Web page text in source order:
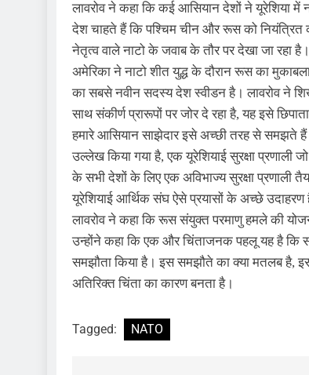
लावरोव ने कहा कि कई आसियान देशों ने यूरेशिया
देश चाहते हैं कि पश्चिम चीन और रूस को नियंत्रित
नेतृत्व वाले नाटो के जवाब के तौर पर देखा जा रहा है।
अमेरिका ने नाटो शीत युद्ध के दौरान रूस का
का सबसे नवीन सदस्य देश स्वीडन है। लावरोव ने
साथ संकीर्ण प्रारूपों पर जोर दे रहा है, यह इसे
हमारे आसियान साझेदार इसे अच्छी तरह से समझते हैं
उल्लेख किया गया है, एक यूरेशियाई सुरक्षा प्रणाली
के सभी देशों के लिए एक अविभाज्य सुरक्षा
यूरेशियाई आर्थिक संघ ऐसे प्रयासों के अच्छे उदाहरण
लावरोव ने कहा कि रूस संयुक्त परमाणु हमले की
उन्होंने कहा कि एक और चिंताजनक पहलू यह है कि
समझौता किया है। इस समझौते का क्या मतलब है,
अतिरिक्त चिंता का कारण बनता है।
Tagged: NATO